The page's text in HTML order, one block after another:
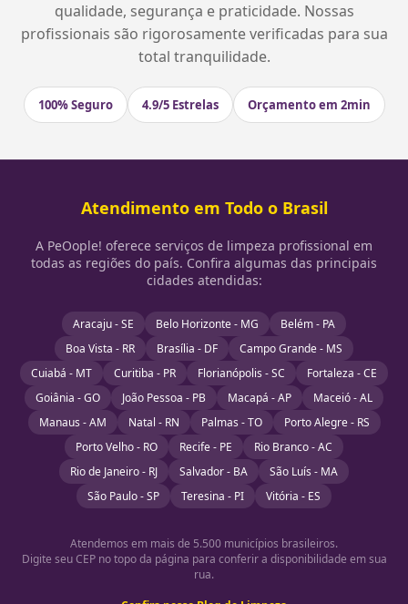
qualidade, segurança e praticidade. Nossas
profissionais são rigorosamente verificadas para sua
total tranquilidade.
100% Seguro 4.9/5 Estrelas Orçamento em 2min
Atendimento em Todo o Brasil
A PeOople! oferece serviços de limpeza profissional em
todas as regiões do país. Confira algumas das principais
cidades atendidas:
Aracaju - SE Belo Horizonte - MG
Belém - PA
Boa Vista - RR
Brasília - DF
Campo Grande - MS
Cuiabá - MT
Curitiba - PR Florianópolis - SC
Fortaleza - CE
Goiânia - GO
João Pessoa - PB Macapá - AP
Maceió - AL
Manaus - AM
Natal - RN Palmas - TO
Porto Alegre - RS
Porto Velho - RO
Recife - PE
Rio Branco - AC
Rio de Janeiro - RJ
Salvador - BA
São Luís - MA
São Paulo - SP
Teresina - PI Vitória - ES
Atendemos em mais de 5.500 municípios brasileiros.
Digite seu CEP no topo da página para conferir a disponibilidade em sua
rua.